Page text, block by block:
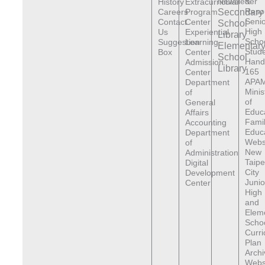
Careers
Contact
Us
Suggestion
Box
Program
Center
Experiential
Learning
Center
Admission
Center
Department
of
General
Affairs
Accounting
Department
of
Administration
Digital
Development
Center
Secondary
School
Library
Elementary
School
Library
High
165
of
New
City
High
and
Plan